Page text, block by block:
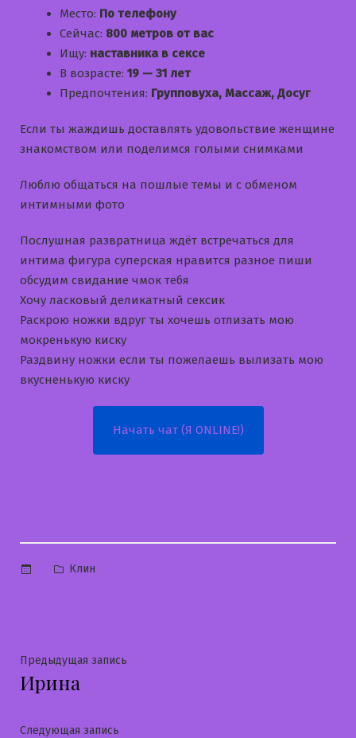
Место: По телефону
Сейчас: 800 метров от вас
Ищу: наставника в сексе
В возрасте: 19 — 31 лет
Предпочтения: Групповуха, Массаж, Досуг
Если ты жаждишь доставлять удовольствие женщине
знакомством или поделимся голыми снимками
Люблю общаться на пошлые темы и с обменом
интимными фото
Послушная развратница ждёт встречаться для
интима фигура суперская нравится разное пиши
обсудим свидание чмок тебя
Хочу ласковый деликатный сексик
Раскрою ножки вдруг ты хочешь отлизать мою
мокренькую киску
Раздвину ножки если ты пожелаешь вылизать мою
вкусненькую киску
Начать чат (Я ONLINE!)
Опубликовано
Клин
Навигация
по
Предыдущая запись
Ирина
Следующая запись